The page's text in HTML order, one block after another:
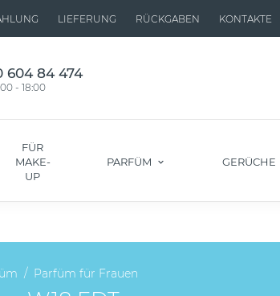
LIEFERUNG RÜCKGABEN KONTAKTE
604 84 474
- 18:00
FÜR
MAKE-
UP
PARFÜM GERÜCHE
Parfüm für Frauen